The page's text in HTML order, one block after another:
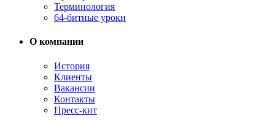
Терминология
64-битные уроки
О компании
История
Клиенты
Вакансии
Контакты
Пресс-кит